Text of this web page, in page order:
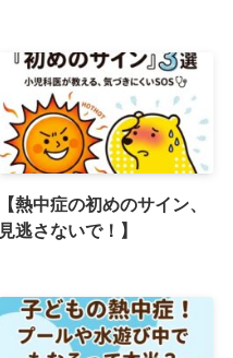
【熱中症の初めのサイン、
見逃さないで！】